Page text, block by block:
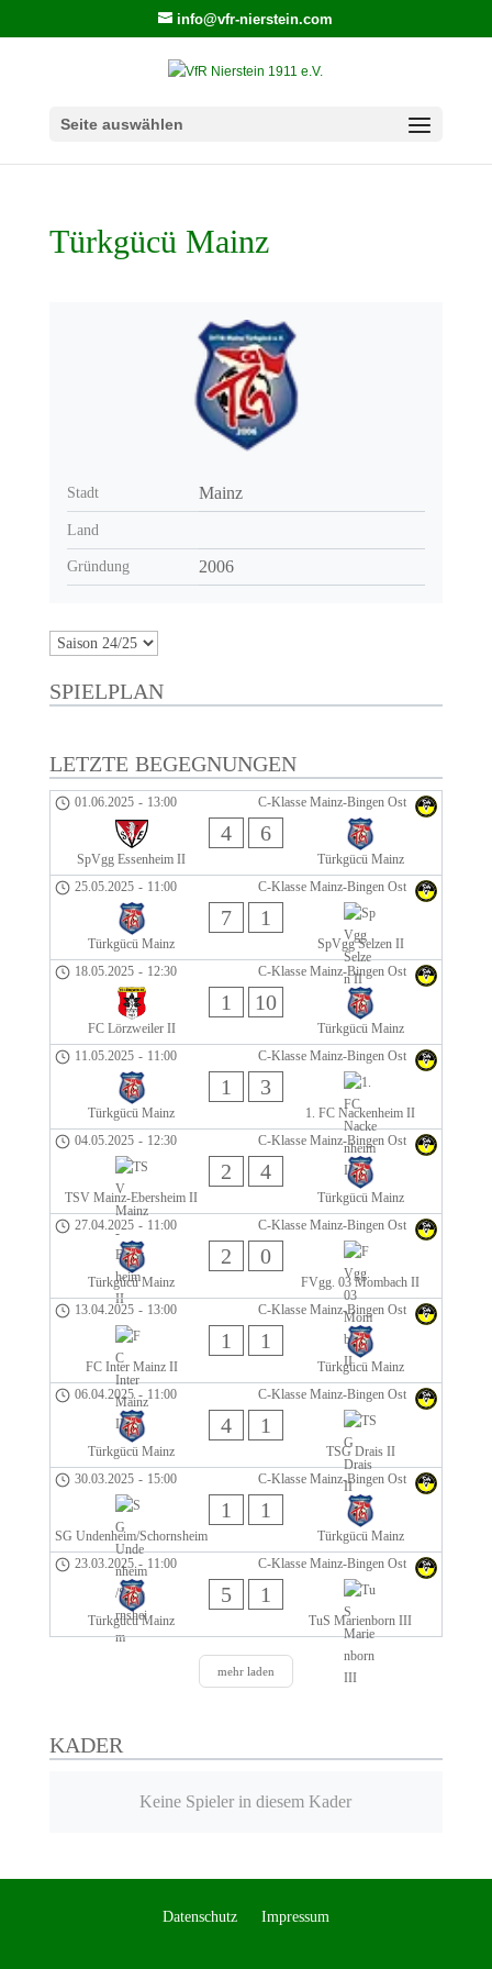
info@vfr-nierstein.com
Seite auswählen
Türkgücü Mainz
Stadt Mainz
Land
Gründung 2006
SPIELPLAN
LETZTE BEGEGNUNGEN
C-Klasse Mainz-Bingen Ost
01.06.2025 - 13:00
SpVgg Essenheim II
4 6
Türkgücü Mainz
C-Klasse Mainz-Bingen Ost
25.05.2025 - 11:00
Türkgücü Mainz
7 1
SpVgg Selzen II
C-Klasse Mainz-Bingen Ost
18.05.2025 - 12:30
FC Lörzweiler II
1 10
Türkgücü Mainz
C-Klasse Mainz-Bingen Ost
11.05.2025 - 11:00
Türkgücü Mainz
1 3
1. FC Nackenheim II
C-Klasse Mainz-Bingen Ost
04.05.2025 - 12:30
TSV Mainz-Ebersheim II
2 4
Türkgücü Mainz
C-Klasse Mainz-Bingen Ost
27.04.2025 - 11:00
Türkgücü Mainz
2 0
FVgg. 03 Mombach II
C-Klasse Mainz-Bingen Ost
13.04.2025 - 13:00
FC Inter Mainz II
1 1
Türkgücü Mainz
C-Klasse Mainz-Bingen Ost
06.04.2025 - 11:00
Türkgücü Mainz
4 1
TSG Drais II
C-Klasse Mainz-Bingen Ost
30.03.2025 - 15:00
SG Undenheim/Schornsheim
1 1
Türkgücü Mainz
C-Klasse Mainz-Bingen Ost
23.03.2025 - 11:00
Türkgücü Mainz
5 1
TuS Marienborn III
mehr laden
KADER
Keine Spieler in diesem Kader
Datenschutz Impressum